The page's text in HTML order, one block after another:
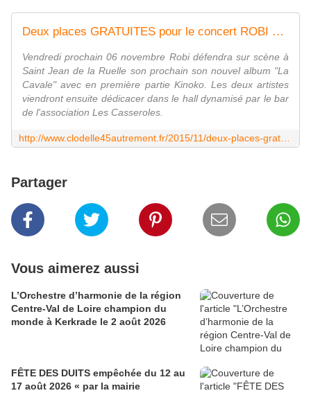
Deux places GRATUITES pour le concert ROBI + KINOKO le 6 novembre à ST JEAN DE LA RUELLE - VIVRE AUTREMENT VOS LOISIRS avec Clodelle
Vendredi prochain 06 novembre Robi défendra sur scène à
Saint Jean de la Ruelle son prochain son nouvel album "La
Cavale" avec en première partie Kinoko. Les deux artistes
viendront ensuite dédicacer dans le hall dynamisé par le bar
de l'association Les Casseroles.
Partager
Vous aimerez aussi
L’Orchestre d’harmonie de la région
Centre-Val de Loire champion du
monde à Kerkrade le 2 août 2026
FÊTE DES DUITS empêchée du 12 au
17 août 2026 « par la mairie